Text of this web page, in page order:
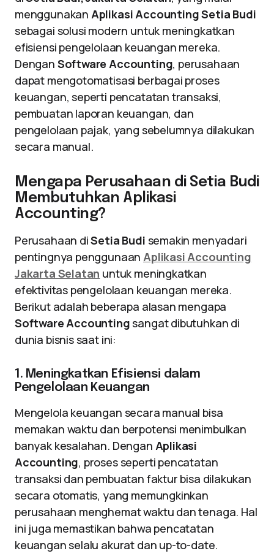
menggunakan Aplikasi Accounting Setia Budi
sebagai solusi modern untuk meningkatkan
efisiensi pengelolaan keuangan mereka.
Dengan Software Accounting, perusahaan
dapat mengotomatisasi berbagai proses
keuangan, seperti pencatatan transaksi,
pembuatan laporan keuangan, dan
pengelolaan pajak, yang sebelumnya dilakukan
secara manual.
Mengapa Perusahaan di Setia Budi
Membutuhkan Aplikasi
Accounting?
Perusahaan diSetia Budi semakin menyadari
pentingnya penggunaan Aplikasi Accounting
Jakarta Selatan untuk meningkatkan
efektivitas pengelolaan keuangan mereka.
Berikut adalah beberapa alasan mengapa
Software Accountingsangat dibutuhkan di
dunia bisnis saat ini:
1. Meningkatkan Efisiensi dalam
Pengelolaan Keuangan
Mengelola keuangan secara manual bisa
memakan waktu dan berpotensi menimbulkan
banyak kesalahan. Dengan Aplikasi
Accounting, proses seperti pencatatan
transaksi dan pembuatan faktur bisa dilakukan
secara otomatis, yang memungkinkan
perusahaan menghemat waktu dan tenaga. Hal
ini juga memastikan bahwa pencatatan
keuangan selalu akurat dan up-to-date.